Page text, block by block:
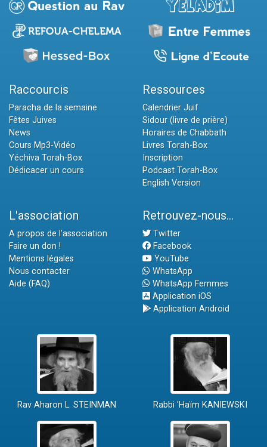
Raccourcis
Paracha de la semaine
Fêtes Juives
News
Cours Mp3-Vidéo
Yéchiva Torah-Box
Dédicacer un cours
Ressources
Calendrier Juif
Sidour (livre de prière)
Horaires de Chabbath
Livres Torah-Box
Inscription
Podcast Torah-Box
English Version
L'association
A propos de l'association
Faire un don !
Mentions légales
Nous contacter
Aide (FAQ)
Retrouvez-nous...
Twitter
Facebook
YouTube
WhatsApp
WhatsApp Femmes
Application iOS
Application Android
Rav Aharon L. STEINMAN Rabbi 'Haïm KANIEWSKI